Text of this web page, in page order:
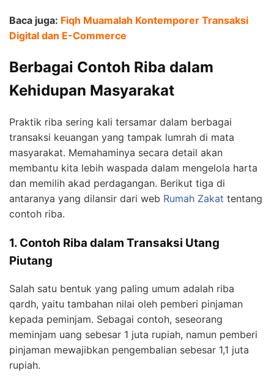
Baca juga: Fiqh Muamalah Kontemporer Transaksi
Digital dan E-Commerce
Berbagai Contoh Riba dalam
Kehidupan Masyarakat
Praktik riba sering kali tersamar dalam berbagai
transaksi keuangan yang tampak lumrah di mata
masyarakat. Memahaminya secara detail akan
membantu kita lebih waspada dalam mengelola harta
dan memilih akad perdagangan. Berikut tiga di
antaranya yang dilansir dari web Rumah Zakat tentang
contoh riba.
1. Contoh Riba dalam Transaksi Utang
Piutang
Salah satu bentuk yang paling umum adalah riba
qardh, yaitu tambahan nilai oleh pemberi pinjaman
kepada peminjam. Sebagai contoh, seseorang
meminjam uang sebesar 1 juta rupiah, namun pemberi
pinjaman mewajibkan pengembalian sebesar 1,1 juta
rupiah.